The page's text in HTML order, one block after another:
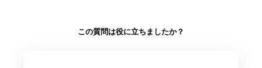
この質問は役に立ちましたか？